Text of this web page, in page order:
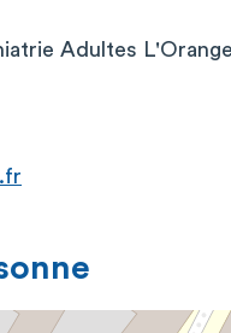
Adultes